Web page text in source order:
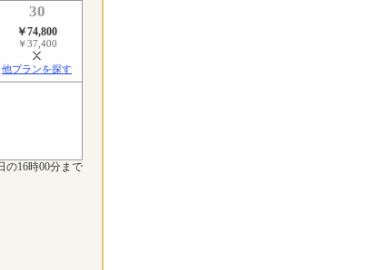
30
￥74,800
￥37,400
他プランを探す
の16時00分まで